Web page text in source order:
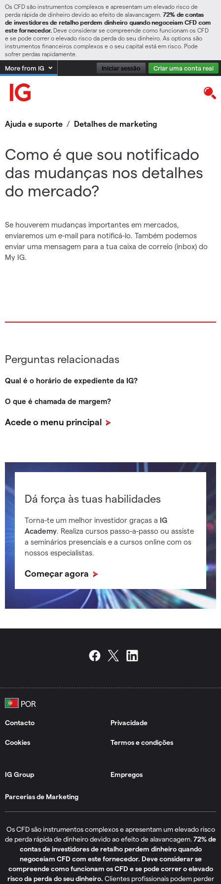
Os CFD são instrumentos complexos e apresentam um elevado risco de
perda rápida de dinheiro devido ao efeito de alavancagem. 72% de contas
de investidores de retalho perdem dinheiro quando negoceiam CFD com
este fornecedor. Deve considerar se compreende como funcionam os CFD
e se pode correr o elevado risco da perda do seu dinheiro. As options são
instrumentos financeiros complexos e o seu capital está em risco. Pode
sofrer perdas rapidamente.
More from IG Iniciar sessão Criar uma conta real
Ajuda e suporte / Detalhes de marketing
Como é que sou notificado
das mudanças nos detalhes
do mercado?
Se houverem mudanças importantes em mercados,
enviaremos um e-mail para notificá-lo. Também podemos
enviar uma mensagem para a tua caixa de correio (inbox) do
My IG.
Perguntas relacionadas
Qual é o horário de expediente da IG?
O que é chamada de margem?
Acede o menu principal
Dá força às tuas habilidades
Torna-te um melhor investidor graças a IG
Academy. Realiza cursos passo-a-passo ou assiste
a seminários presenciais e a cursos online com os
nossos especialistas.
Começar agora
Contacto Privacidade
Cookies Termos e condições
IG Group Empregos
Parcerias de Marketing
Os CFD são instrumentos complexos e apresentam um elevado risco
de perda rápida de dinheiro devido ao efeito de alavancagem.72% de
contas de investidores de retalho perdem dinheiro quando
negoceiam CFD com este fornecedor. Deve considerar se
compreende como funcionam os CFD e se pode correr o elevado
risco da perda do seu dinheiro. Clientes profissionais podem perder